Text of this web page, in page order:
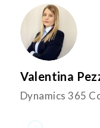
Valentina
Dynamics 365